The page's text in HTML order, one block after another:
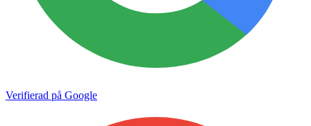
Verifierad på Google